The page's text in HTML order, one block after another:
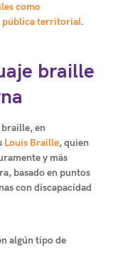
como
pública territorial.
braille
braille, en
Louis Braille, quien
y más
basado en puntos
con discapacidad
algún tipo de